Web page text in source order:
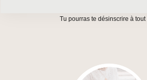
Tu pourras te désinscrire à